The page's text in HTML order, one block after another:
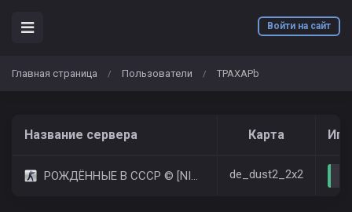
Войти на сайт
Главная страница / Пользователи / TPAXAPb
Название сервера Карта
РОЖДЁННЫЕ В СССР © [NIGHT FREE VIP] de_dust2_2x2